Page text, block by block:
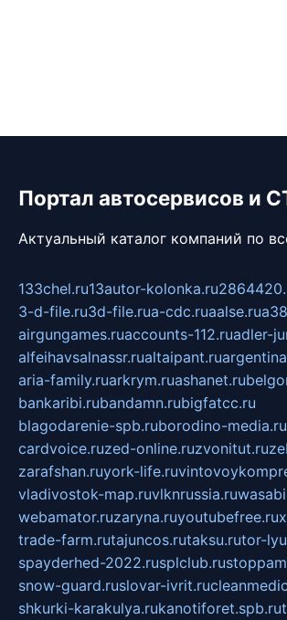
Портал автосервисов и
Актуальный каталог компаний по
133chel.ru13autor-kolonka.ru
3-d-file.ru3d-file.rua-cdc.ruaalse.ru
airgungames.ruaccounts-112.ruadler-
alfeihavsalnassr.rualtaipant.ru
aria-family.ruarkrym.ruashanet.ru
bankaribi.rubandamn.rubigfatcc.ru
blagodarenie-spb.ruborodino-media.ru
cardvoice.ruzed-online.ruzvonitut.ru
zarafshan.ruyork-life.ru
vladivostok-map.ruvlknrussia.ru
webamator.ruzaryna.ruyoutubefree.ru
trade-farm.rutajuncos.rutaksu.rutor-
spayderhed-2022.rusplclub.ru
snow-guard.ruslovar-ivrit.ru
shkurki-karakulya.rukanotiforet.spb.ru